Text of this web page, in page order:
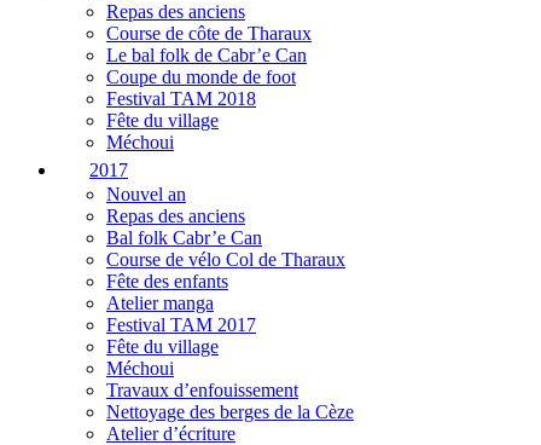
Repas des anciens
Course de côte de Tharaux
Le bal folk de Cabr’e Can
Coupe du monde de foot
Festival TAM 2018
Fête du village
Méchoui
2017
Nouvel an
Repas des anciens
Bal folk Cabr’e Can
Course de vélo Col de Tharaux
Fête des enfants
Atelier manga
Festival TAM 2017
Fête du village
Méchoui
Travaux d’enfouissement
Nettoyage des berges de la Cèze
Atelier d’écriture